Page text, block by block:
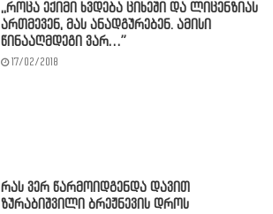
,,როცა ექიმი ხვდება ციხეში და ლიცენზიას
ართმევენ, მას ანადგურებენ. ამისი
წინააღმდეგი ვარ…”
17/02/2018
რას ვერ წარმოიდგენდა დავით
ზურაბიშვილი ბრეჟნევის დროს